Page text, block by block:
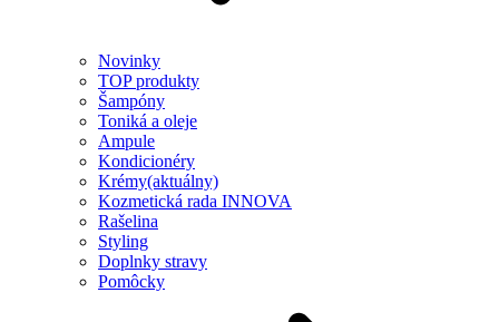
Novinky
TOP produkty
Šampóny
Toniká a oleje
Ampule
Kondicionéry
Krémy(aktuálny)
Kozmetická rada INNOVA
Rašelina
Styling
Doplnky stravy
Pomôcky